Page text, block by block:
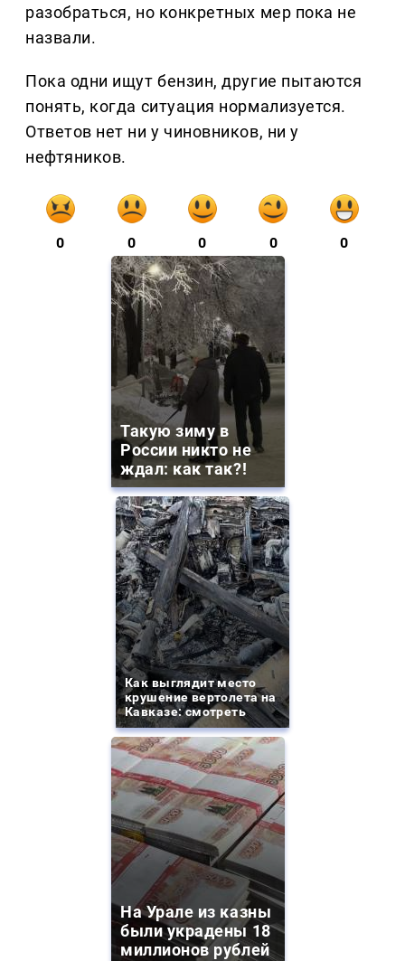
разобраться, но конкретных мер пока не
назвали.
Пока одни ищут бензин, другие пытаются
понять, когда ситуация нормализуется.
Ответов нет ни у чиновников, ни у
нефтяников.
0 0 0 0 0
Такую зиму в
России никто не
ждал: как так?!
Как выглядит место
крушение вертолета на
Кавказе: смотреть
На Урале из казны
были украдены 18
миллионов рублей